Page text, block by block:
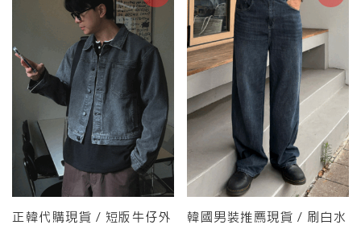
正韓代購現貨 / 短版牛仔外
韓國男裝推薦現貨 / 刷白水